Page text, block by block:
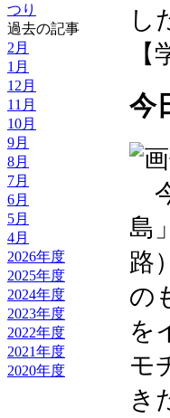
つり
過去の記事
2月
1月
12月
11月
10月
9月
8月
7月
6月
5月
4月
2026年度
2025年度
2024年度
2023年度
2022年度
2021年度
2020年度
し
今
島
路
の
を
モ
き